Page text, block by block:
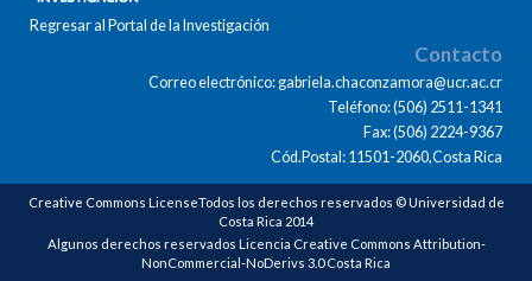
Regresar al Portal de la Investigación
Contacto
Correo electrónico: gabriela.chaconzamora@ucr.ac.cr
Teléfono: (506) 2511-1341
Fax: (506) 2224-9367
Cód.Postal: 11501-2060,Costa Rica
Creative Commons LicenseTodos los derechos reservados © Universidad de
Costa Rica 2014
Algunos derechos reservados Licencia Creative Commons Attribution-
NonCommercial-NoDerivs 3.0 Costa Rica